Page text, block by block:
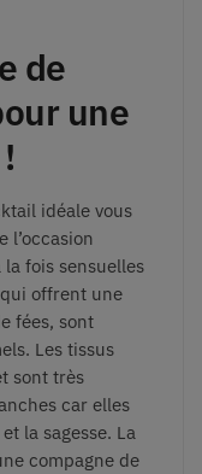
de
une
idéale vous
l’occasion
la fois sensuelles
offrent une
fées, sont
Les tissus
sont très
car elles
la sagesse. La
compagne de